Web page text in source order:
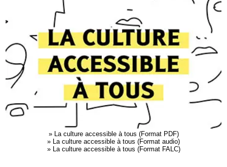
»
La culture accessible à tous (Format PDF)
»
La culture accessible à tous (Format audio)
»
La culture accessible à tous (Format FALC)